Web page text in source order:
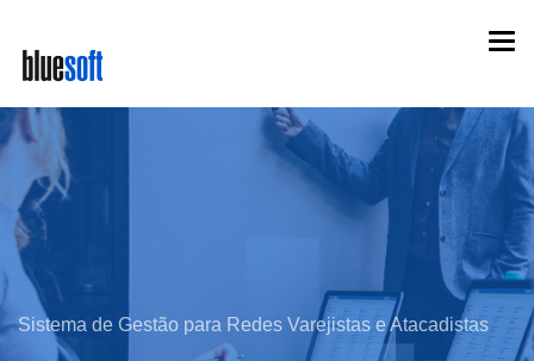
main
content
Sistema de Gestão para Redes Varejistas e Atacadistas